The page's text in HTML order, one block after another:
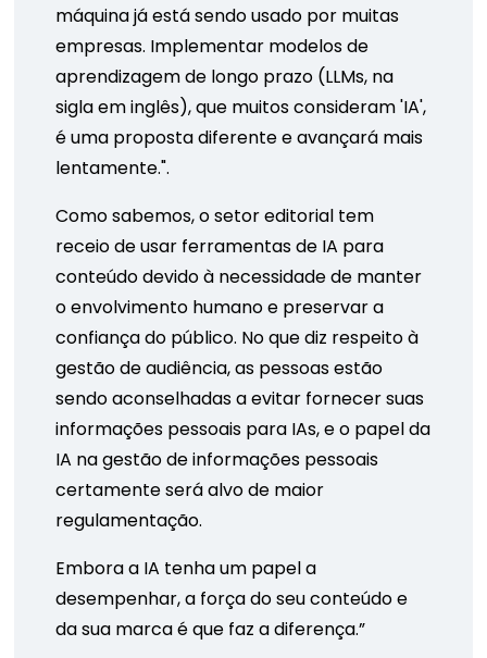
máquina já está sendo usado por muitas
empresas. Implementar modelos de
aprendizagem de longo prazo (LLMs, na
sigla em inglês), que muitos consideram 'IA',
é uma proposta diferente e avançará mais
lentamente.".
Como sabemos, o setor editorial tem
receio de usar ferramentas de IA para
conteúdo devido à necessidade de manter
o envolvimento humano e preservar a
confiança do público. No que diz respeito à
gestão de audiência, as pessoas estão
sendo aconselhadas a evitar fornecer suas
informações pessoais para IAs, e o papel da
IA ​​na gestão de informações pessoais
certamente será alvo de maior
regulamentação.
Embora a IA tenha um papel a
desempenhar, a força do seu conteúdo e
da sua marca é que faz a diferença.”